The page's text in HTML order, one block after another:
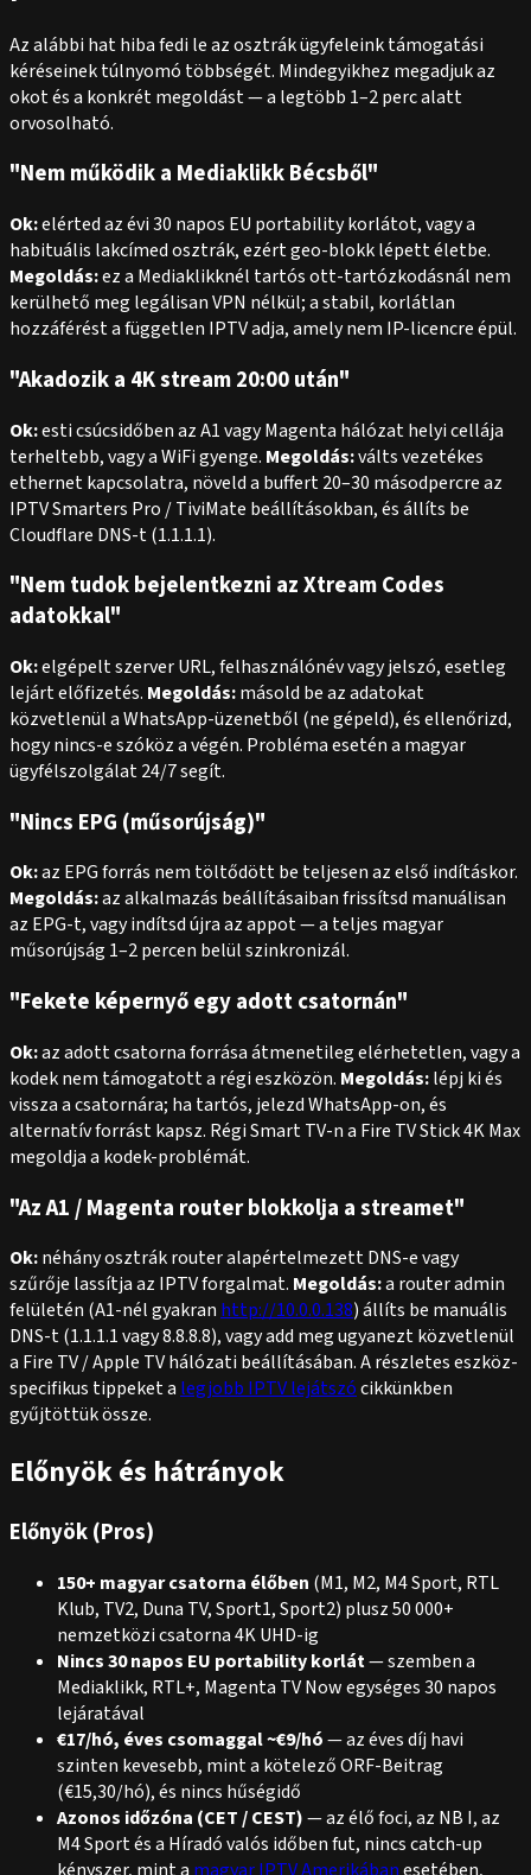
Az alábbi hat hiba fedi le az osztrák ügyfeleink támogatási
kéréseinek túlnyomó többségét. Mindegyikhez megadjuk az
okot és a konkrét megoldást — a legtöbb 1–2 perc alatt
orvosolható.
"Nem működik a Mediaklikk Bécsből"
Ok:elérted az évi 30 napos EU portability korlátot, vagy a
habituális lakcímed osztrák, ezért geo-blokk lépett életbe.
Megoldás:ez a Mediaklikknél tartós ott-tartózkodásnál nem
kerülhető meg legálisan VPN nélkül; a stabil, korlátlan
hozzáférést a független IPTV adja, amely nem IP-licencre épül.
"Akadozik a 4K stream 20:00 után"
Ok:esti csúcsidőben az A1 vagy Magenta hálózat helyi cellája
terheltebb, vagy a WiFi gyenge. Megoldás:válts vezetékes
ethernet kapcsolatra, növeld a buffert 20–30 másodpercre az
IPTV Smarters Pro / TiviMate beállításokban, és állíts be
Cloudflare DNS-t (1.1.1.1).
"Nem tudok bejelentkezni az Xtream Codes
adatokkal"
Ok:elgépelt szerver URL, felhasználónév vagy jelszó, esetleg
lejárt előfizetés. Megoldás:másold be az adatokat
közvetlenül a WhatsApp-üzenetből (ne gépeld), és ellenőrizd,
hogy nincs-e szóköz a végén. Probléma esetén a magyar
ügyfélszolgálat 24/7 segít.
"Nincs EPG (műsorújság)"
Ok:az EPG forrás nem töltődött be teljesen az első indításkor.
Megoldás:az alkalmazás beállításaiban frissítsd manuálisan
az EPG-t, vagy indítsd újra az appot — a teljes magyar
műsorújság 1–2 percen belül szinkronizál.
"Fekete képernyő egy adott csatornán"
Ok:az adott csatorna forrása átmenetileg elérhetetlen, vagy a
kodek nem támogatott a régi eszközön. Megoldás:lépj ki és
vissza a csatornára; ha tartós, jelezd WhatsApp-on, és
alternatív forrást kapsz. Régi Smart TV-n a Fire TV Stick 4K Max
megoldja a kodek-problémát.
"Az A1 / Magenta router blokkolja a streamet"
Ok:néhány osztrák router alapértelmezett DNS-e vagy
szűrője lassítja az IPTV forgalmat. Megoldás:a router admin
felületén (A1-nél gyakran http://10.0.0.138) állíts be manuális
DNS-t (1.1.1.1 vagy 8.8.8.8), vagy add meg ugyanezt közvetlenül
a Fire TV / Apple TV hálózati beállításában. A részletes eszköz-
specifikus tippeket a legjobb IPTV lejátszócikkünkben
gyűjtöttük össze.
Előnyök és hátrányok
Előnyök (Pros)
150+ magyar csatorna élőben (M1, M2, M4 Sport, RTL
Klub, TV2, Duna TV, Sport1, Sport2) plusz 50 000+
nemzetközi csatorna 4K UHD-ig
Nincs 30 napos EU portability korlát— szemben a
Mediaklikk, RTL+, Magenta TV Now egységes 30 napos
lejáratával
€17/hó, éves csomaggal ~€9/hó— az éves díj havi
szinten kevesebb, mint a kötelező ORF-Beitrag
(€15,30/hó), és nincs hűségidő
Azonos időzóna (CET / CEST)— az élő foci, az NB I, az
M4 Sport és a Híradó valós időben fut, nincs catch-up